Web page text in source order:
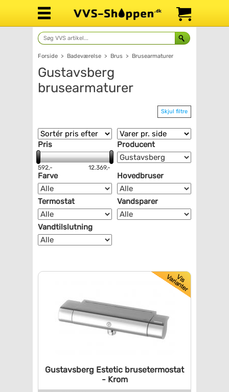
Forside > Badeværelse > Brus > Brusearmaturer
Gustavsberg
brusearmaturer
Skjul filtre
Pris
592,- 12.369,-
Producent
Farve Hovedbruser
Termostat Vandsparer
Vandtilslutning
Gustavsberg Estetic brusetermostat
- Krom